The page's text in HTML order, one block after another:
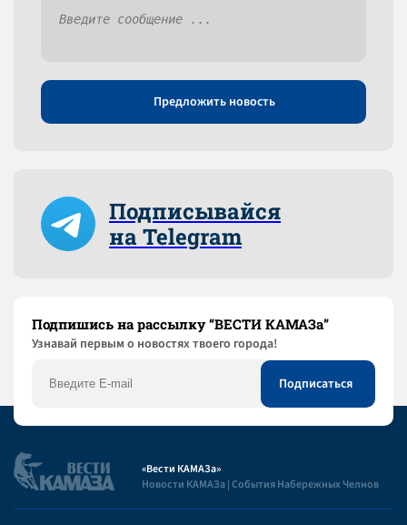
Предложить новость
Подписывайся
на Telegram
Подпишись на рассылку “ВЕСТИ КАМАЗа”
Узнaвай первым о новостях твоего города!
«Вести КАМАЗа»
Новости КАМАЗа | События Набережных Челнов